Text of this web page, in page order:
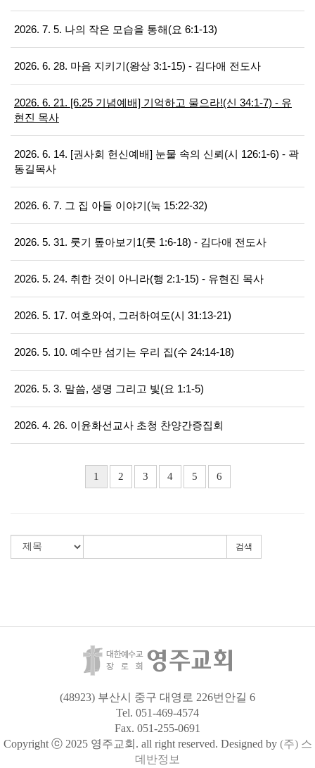
2026. 7. 5. 나의 작은 모습을 통해(요 6:1-13)
2026. 6. 28. 마음 지키기(왕상 3:1-15) - 김다애 전도사
2026. 6. 21. [6.25 기념예배] 기억하고 물으라!(신 34:1-7) - 유
현진 목사
2026. 6. 14. [권사회 헌신예배] 눈물 속의 신뢰(시 126:1-6) - 곽
동길목사
2026. 6. 7. 그 집 아들 이야기(눅 15:22-32)
2026. 5. 31. 룻기 톺아보기1(룻 1:6-18) - 김다애 전도사
2026. 5. 24. 취한 것이 아니라(행 2:1-15) - 유현진 목사
2026. 5. 17. 여호와여, 그러하여도(시 31:13-21)
2026. 5. 10. 예수만 섬기는 우리 집(수 24:14-18)
2026. 5. 3. 말씀, 생명 그리고 빛(요 1:1-5)
2026. 4. 26. 이윤화선교사 초청 찬양간증집회
1 2 3 4 5 6
검색
(48923) 부산시 중구 대영로 226번안길 6
Tel. 051-469-4574
Fax. 051-255-0691
Copyright ⓒ 2025 영주교회. all right reserved. Designed by (주) 스
데반정보